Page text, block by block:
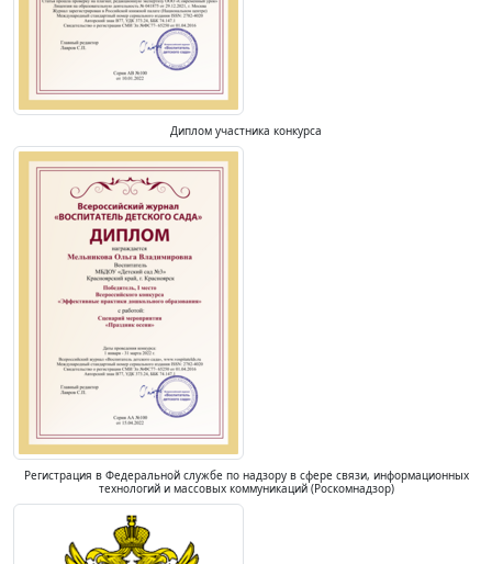
Диплом участника конкурса
Регистрация в Федеральной службе по надзору в сфере связи, информационных
технологий и массовых коммуникаций (Роскомнадзор)